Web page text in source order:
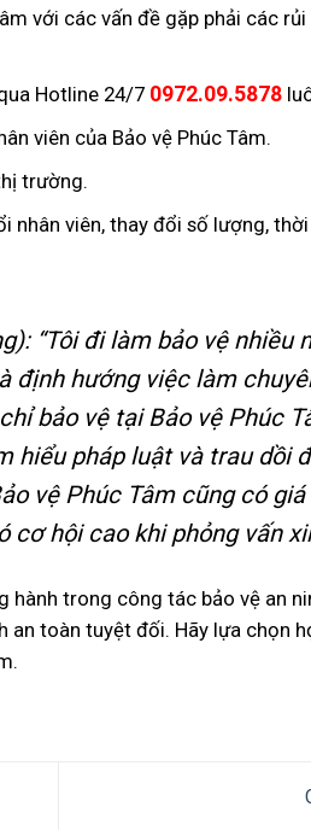
với các vấn đề gặp phải các
Hotline 24/7 0972.09.5878
viên của Bảo vệ Phúc Tâm.
trường.
viên, thay đổi số lượng,
“Tôi đi làm bảo vệ nhiều
hướng việc làm
bảo vệ tại Bảo vệ Phúc
hiểu pháp luật và trau dồi
vệ Phúc Tâm cũng có
hội cao khi phỏng vấn
hành trong công tác bảo vệ an
toàn tuyệt đối. Hãy lựa chọn